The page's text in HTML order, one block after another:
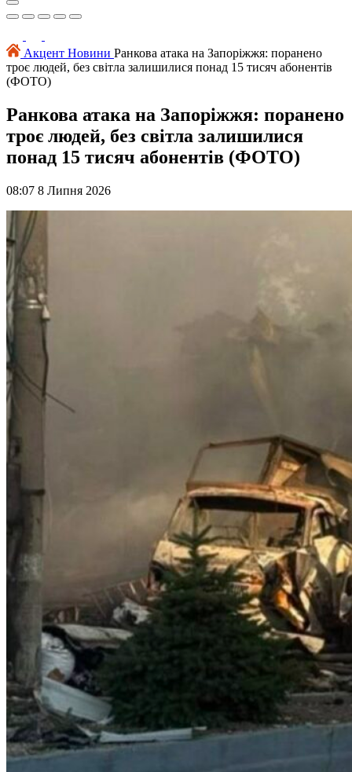
Акцент Новини Ранкова атака на Запоріжжя: поранено
троє людей, без світла залишилися понад 15 тисяч абонентів
(ФОТО)
Ранкова атака на Запоріжжя: поранено
троє людей, без світла залишилися
понад 15 тисяч абонентів (ФОТО)
08:07 8 Липня 2026